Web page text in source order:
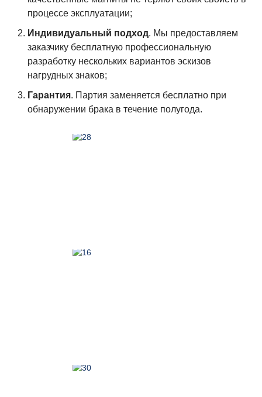
процессе эксплуатации;
Индивидуальный подход. Мы предоставляем
заказчику бесплатную профессиональную
разработку нескольких вариантов эскизов
нагрудных знаков;
Гарантия. Партия заменяется бесплатно при
обнаружении брака в течение полугода.